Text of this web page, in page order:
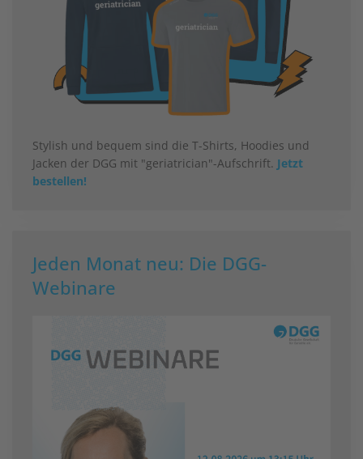
Stylish und bequem sind die T-Shirts, Hoodies und
Jacken der DGG mit "geriatrician"-Aufschrift. Jetzt
bestellen!
Jeden Monat neu: Die DGG-
Webinare